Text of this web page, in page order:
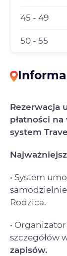
45 - 49
50 - 55
Rezerwacja
płatności
system
• System
Rodzica.
•
szczegółów
zapisów.